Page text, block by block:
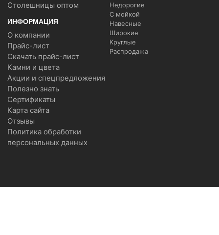
Столешницы оптом
ИНФОРМАЦИЯ
О компании
Прайс-лист
Скачать прайс-лист
Камни и цвета
Акции и спецпредложения
Полезно знать
Сертификаты
Карта сайта
Отзывы
Политика обработки
персональных данных
Недорогие
С мойкой
Навесные
Широкие
Круглые
Распродажа